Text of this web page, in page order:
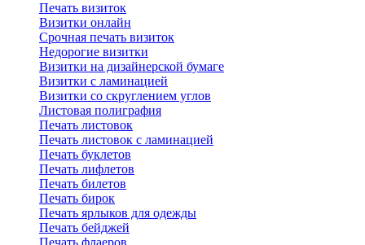
Печать визиток
Визитки онлайн
Срочная печать визиток
Недорогие визитки
Визитки на дизайнерской бумаге
Визитки с ламинацией
Визитки со скруглением углов
Листовая полиграфия
Печать листовок
Печать листовок с ламинацией
Печать буклетов
Печать лифлетов
Печать билетов
Печать бирок
Печать ярлыков для одежды
Печать бейджей
Печать флаеров